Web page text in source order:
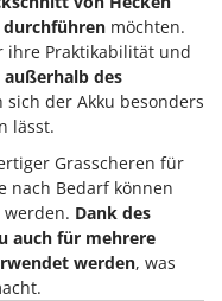
durchführen möchten.
ihre Praktikabilität und
des
sich der Akku besonders
lässt.
Grasscheren für
nach Bedarf können
Dank des
auch für mehrere
werden, was